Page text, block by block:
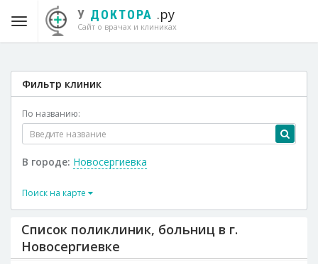
У ДОКТОРА .ру
Сайт о врачах и клиниках
Фильтр клиник
По названию:
В городе: Новосергиевка
Поиск на карте
Список поликлиник, больниц в г.
Новосергиевке